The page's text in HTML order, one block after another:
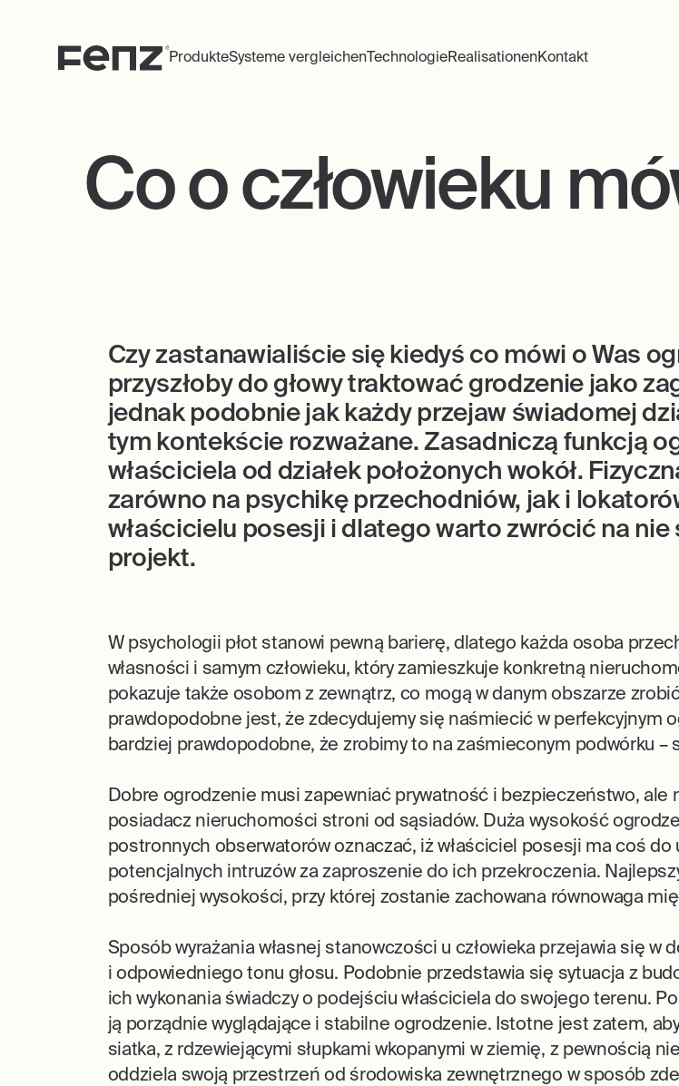
ProdukteSysteme vergleichen TechnologieRealisationenKontakt
Co o człowieku
Czy zastanawialiście się kiedyś co mówi o Was
przyszłoby do głowy traktować grodzenie jako
jednak podobnie jak każdy przejaw świadomej
tym kontekście rozważane. Zasadniczą funkcją
właściciela od działek położonych wokół.
zarówno na psychikę przechodniów, jak i
właścicielu posesji i dlatego warto zwrócić na
projekt.
W psychologii płot stanowi pewną barierę, dlatego każda osoba
własności i samym człowieku, który zamieszkuje konkretną
pokazuje także osobom z zewnątrz, co mogą w danym obszarze
prawdopodobne jest, że zdecydujemy się naśmiecić w perfekcyjnym
bardziej prawdopodobne, że zrobimy to na zaśmieconym podwórku –
Dobre ogrodzenie musi zapewniać prywatność i bezpieczeństwo, ale
posiadacz nieruchomości stroni od sąsiadów. Duża wysokość
postronnych obserwatorów oznaczać, iż właściciel posesji ma coś
potencjalnych intruzów za zaproszenie do ich przekroczenia.
pośredniej wysokości, przy której zostanie zachowana równowaga
Sposób wyrażania własnej stanowczości u człowieka przejawia się w
i odpowiedniego tonu głosu. Podobnie przedstawia się sytuacja z
ich wykonania świadczy o podejściu właściciela do swojego terenu.
ją porządnie wyglądające i stabilne ogrodzenie. Istotne jest zatem, aby
siatka, z rdzewiejącymi słupkami wkopanymi w ziemię, z pewnością
oddziela swoją przestrzeń od środowiska zewnętrznego w sposób